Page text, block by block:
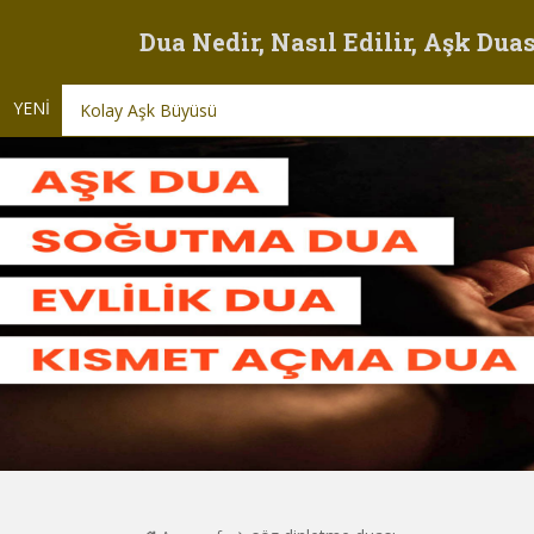
Dua Nedir, Nasıl Edilir, Aşk
YENİ Kolay Aşk Büyüsü